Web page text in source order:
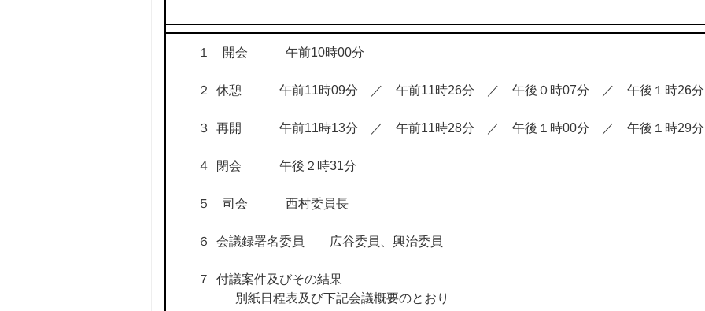
１ 開会 午前10時00分
２ 休憩 午前11時09分 ／ 午前11時26分 ／ 午後０時07分 ／ 午後１時26分
３ 再開 午前11時13分 ／ 午前11時28分 ／ 午後１時00分 ／ 午後１時29分
４ 閉会 午後２時31分
５ 司会 西村委員長
６ 会議録署名委員 広谷委員、興治委員
７ 付議案件及びその結果
別紙日程表及び下記会議概要のとおり